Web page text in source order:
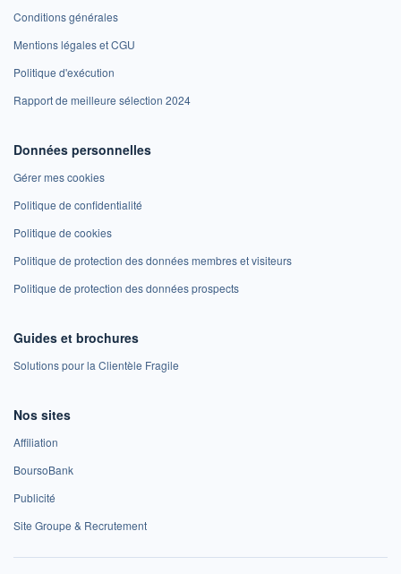
Conditions générales
Mentions légales et CGU
Politique d'exécution
Rapport de meilleure sélection 2024
Données personnelles
Gérer mes cookies
Politique de confidentialité
Politique de cookies
Politique de protection des données membres et visiteurs
Politique de protection des données prospects
Guides et brochures
Solutions pour la Clientèle Fragile
Nos sites
Affiliation
BoursoBank
Publicité
Site Groupe & Recrutement